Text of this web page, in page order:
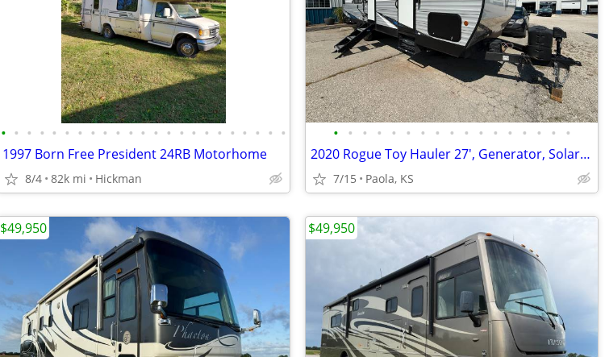
• • • • • • • • • • • • • • • • • • • • • • •
1997 Born Free President 24RB Motorhome
8/4 82k mi Hickman
• • • • • • • • • • • • • • • • •
2020 Rogue Toy Hauler 27', Generator, Solar, Like New, OBO
7/15 Paola, KS
$49,950 $49,950